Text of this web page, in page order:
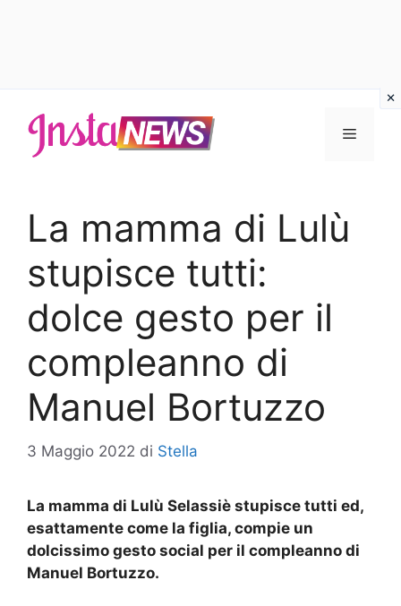
contenuto
Menu
La mamma di Lulù
stupisce tutti:
dolce gesto per il
compleanno di
Manuel Bortuzzo
3 Maggio 2022 di Stella
La mamma di Lulù Selassiè stupisce tutti ed,
esattamente come la figlia, compie un
dolcissimo gesto social per il compleanno di
Manuel Bortuzzo.